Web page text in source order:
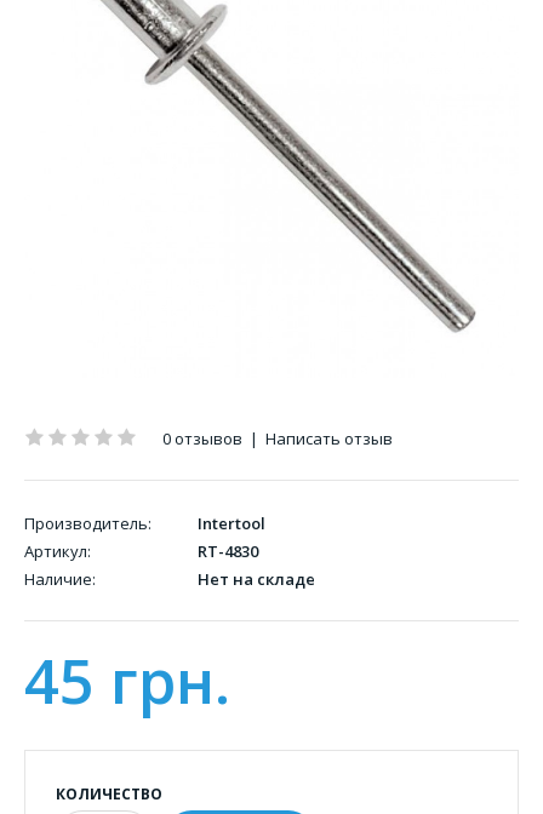
0 отзывов | Написать отзыв
Производитель:
Intertool
Артикул:
RT-4830
Наличие:
Нет на складе
45 грн.
КОЛИЧЕСТВО